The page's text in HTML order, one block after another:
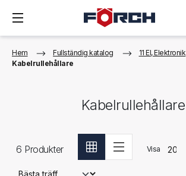
Hem Fullständig katalog 11 El, Elektronik
Kabelrullehållare
Kabelrullehållare
6 Produkter Visa